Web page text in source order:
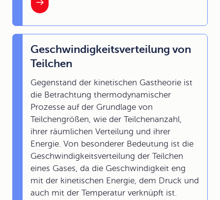
Geschwindigkeitsverteilung von
Teilchen
Gegenstand der kinetischen Gastheorie ist
die Betrachtung thermodynamischer
Prozesse auf der Grundlage von
Teilchengrößen, wie der Teilchenanzahl,
ihrer räumlichen Verteilung und ihrer
Energie. Von besonderer Bedeutung ist die
Geschwindigkeitsverteilung der Teilchen
eines Gases, da die Geschwindigkeit eng
mit der kinetischen Energie, dem Druck und
auch mit der Temperatur verknüpft ist.